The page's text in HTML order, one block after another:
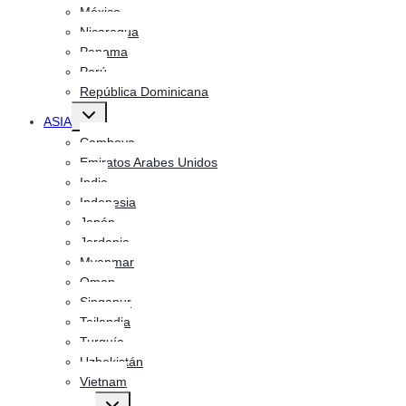
México
Nicaragua
Panama
Perú
República Dominicana
ASIA
Alternar
menú
hijo
Camboya
Emiratos Arabes Unidos
India
Indonesia
Japón
Jordania
Myanmar
Oman
Singapur
Tailandia
Turquía
Uzbekistán
Vietnam
Alternar